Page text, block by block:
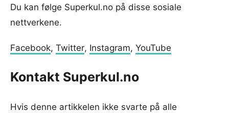
Du kan følge Superkul.no på disse sosiale
nettverkene.
Facebook, Twitter, Instagram, YouTube
Kontakt Superkul.no
Hvis denne artikkelen ikke svarte på alle